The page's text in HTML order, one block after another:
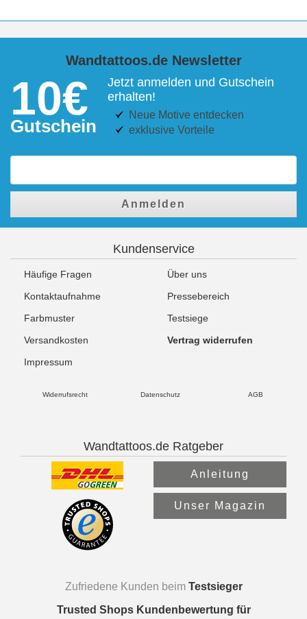
Wandtattoos.de Newsletter
10€
Gutschein
Jetzt anmelden und Gutschein
erhalten!
Neue Motive entdecken
exklusive Vorteile
Anmelden
Kundenservice
Häufige Fragen
Über uns
Kontaktaufnahme
Pressebereich
Farbmuster
Testsiege
Versandkosten
Vertrag widerrufen
Impressum
Widerrufsrecht Datenschutz AGB
Wandtattoos.de Ratgeber
Anleitung
Unser Magazin
Zufriedene Kunden beim Testsieger
Trusted Shops Kundenbewertung für